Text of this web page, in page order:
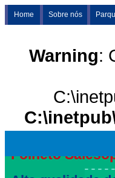
Home Sobre nós
Warning:
Folheto